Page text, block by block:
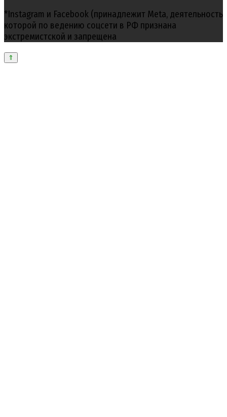
*Instagram и Facebook (принадлежит Meta, деятельность
которой по ведению соцсети в РФ признана
экстремистской и запрещена